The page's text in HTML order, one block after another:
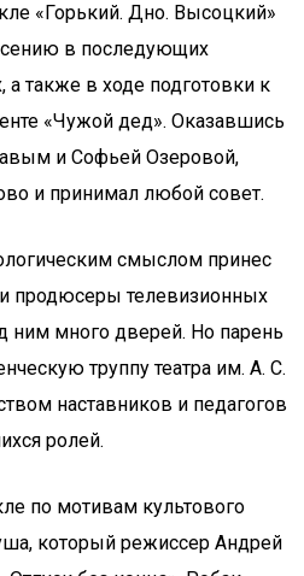
«Горький. Дно. Высоцкий»
в последующих
а также в ходе подготовки к
«Чужой дед». Оказавшись
и Софьей Озеровой,
и принимал любой совет.
смыслом принес
продюсеры телевизионных
ним много дверей. Но парень
труппу театра им. А. С.
наставников и педагогов
ролей.
по мотивам культового
который режиссер Андрей